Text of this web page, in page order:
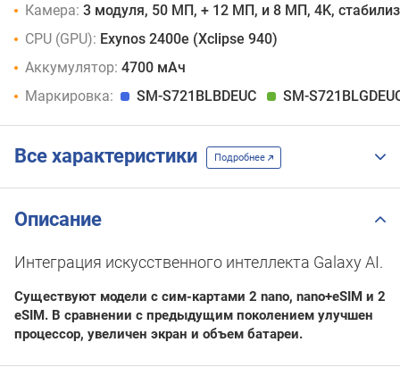
Камера: 3 модуля, 50 МП, + 12 МП, и 8 МП, 4K,
CPU (GPU): Exynos 2400e (Xclipse 940)
Аккумулятор: 4700 мАч
Маркировка:
SM-S721BLBDEUC SM-
Все характеристики Подробнее
Описание
Интеграция искусственного интеллекта Galaxy AI.
Существуют модели с сим-картами 2 nano, nano+eSIM и 2
eSIM. В сравнении с предыдущим поколением улучшен
процессор, увеличен экран и объем батареи.